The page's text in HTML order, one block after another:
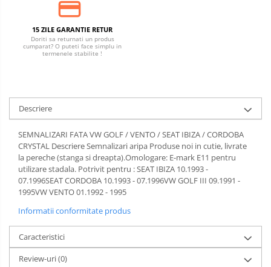
15 ZILE GARANTIE RETUR
Doriti sa returnati un produs
cumparat? O puteti face simplu in
termenele stabilite !
Descriere
SEMNALIZARI FATA VW GOLF / VENTO / SEAT IBIZA / CORDOBA
CRYSTAL Descriere Semnalizari aripa Produse noi in cutie, livrate
la pereche (stanga si dreapta).Omologare: E-mark E11 pentru
utilizare stadala. Potrivit pentru : SEAT IBIZA 10.1993 -
07.1996SEAT CORDOBA 10.1993 - 07.1996VW GOLF III 09.1991 -
1995VW VENTO 01.1992 - 1995
Informatii conformitate produs
Caracteristici
Review-uri(0)